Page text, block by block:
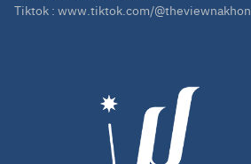
Search
Tiktok : www.tiktok.com/@theviewnakhon